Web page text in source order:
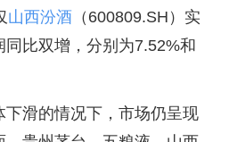
山西汾酒 （600809.SH）实
比双增，分别为7.52%和
下滑的情况下，市场仍呈现